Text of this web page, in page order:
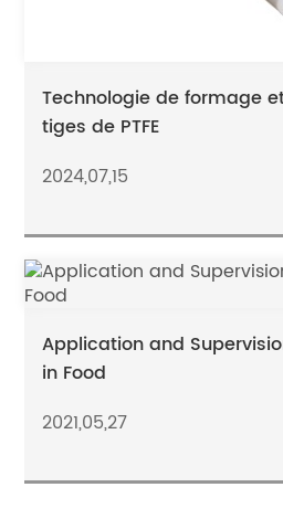
Technologie de formage
tiges de PTFE
2024,07,15
Application and
in Food
2021,05,27